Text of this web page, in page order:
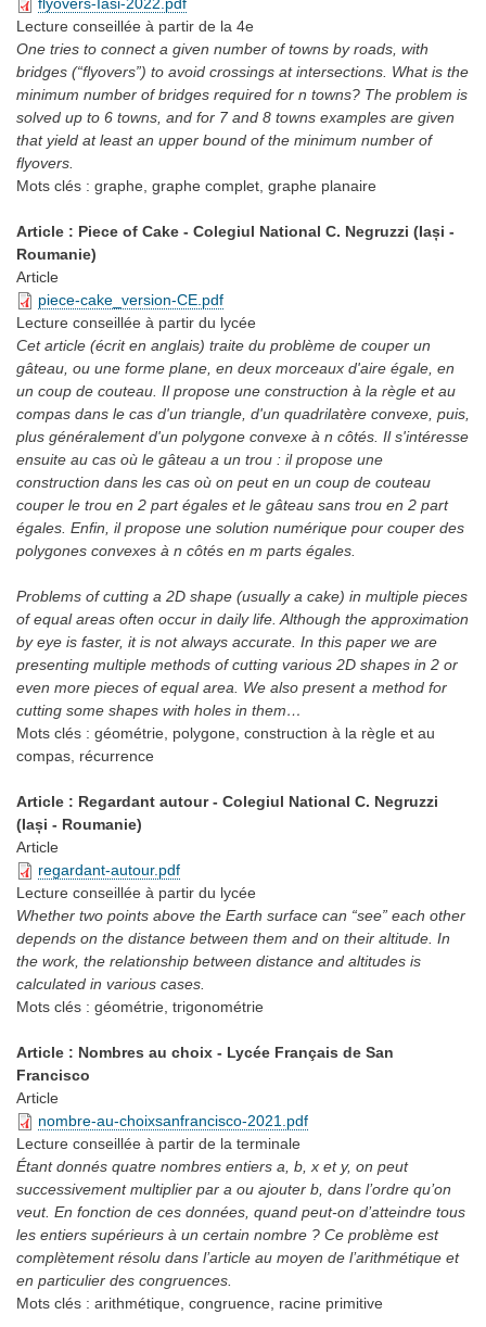
Lecture conseillée à partir de la 4e
One tries to connect a given number of towns by roads, with
bridges (“flyovers”) to avoid crossings at intersections. What is the
minimum number of bridges required for n towns? The problem is
solved up to 6 towns, and for 7 and 8 towns examples are given
that yield at least an upper bound of the minimum number of
flyovers.
Mots clés : graphe, graphe complet, graphe planaire
Article : Piece of Cake - Colegiul National C. Negruzzi (Iași -
Roumanie)
Article
piece-cake_version-CE.pdf
Lecture conseillée à partir du lycée
Cet article (écrit en anglais) traite du problème de couper un
gâteau, ou une forme plane, en deux morceaux d'aire égale, en
un coup de couteau. Il propose une construction à la règle et au
compas dans le cas d'un triangle, d'un quadrilatère convexe, puis,
plus généralement d'un polygone convexe à n côtés. Il s'intéresse
ensuite au cas où le gâteau a un trou : il propose une
construction dans les cas où on peut en un coup de couteau
couper le trou en 2 part égales et le gâteau sans trou en 2 part
égales. Enfin, il propose une solution numérique pour couper des
polygones convexes à n côtés en m parts égales.
Problems of cutting a 2D shape (usually a cake) in multiple pieces
of equal areas often occur in daily life. Although the approximation
by eye is faster, it is not always accurate. In this paper we are
presenting multiple methods of cutting various 2D shapes in 2 or
even more pieces of equal area. We also present a method for
cutting some shapes with holes in them…
Mots clés : géométrie, polygone, construction à la règle et au
compas, récurrence
Article : Regardant autour - Colegiul National C. Negruzzi
(Iași - Roumanie)
Article
regardant-autour.pdf
Lecture conseillée à partir du lycée
Whether two points above the Earth surface can “see” each other
depends on the distance between them and on their altitude. In
the work, the relationship between distance and altitudes is
calculated in various cases.
Mots clés : géométrie, trigonométrie
Article : Nombres au choix - Lycée Français de San
Francisco
Article
nombre-au-choixsanfrancisco-2021.pdf
Lecture conseillée à partir de la terminale
Étant donnés quatre nombres entiers a, b, x et y, on peut
successivement multiplier par a ou ajouter b, dans l’ordre qu’on
veut. En fonction de ces données, quand peut-on d’atteindre tous
les entiers supérieurs à un certain nombre ? Ce problème est
complètement résolu dans l’article au moyen de l’arithmétique et
en particulier des congruences.
Mots clés : arithmétique, congruence, racine primitive